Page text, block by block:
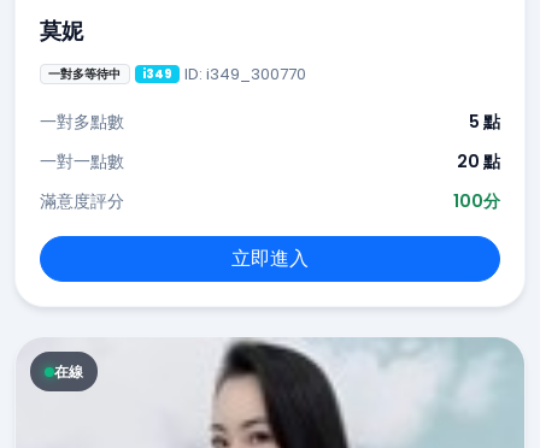
莫妮
一對多等待中 i349 ID: i349_300770
一對多點數
5 點
一對一點數
20 點
滿意度評分
100分
立即進入
在線